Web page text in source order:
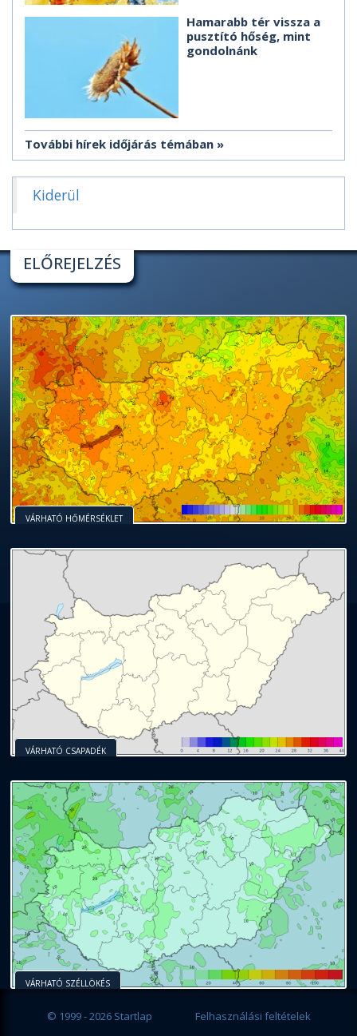
Hamarabb tér vissza a
pusztító hőség, mint
gondolnánk
További hírek időjárás témában
Kiderül
ELŐREJELZÉS
VÁRHATÓ HŐMÉRSÉKLET
VÁRHATÓ CSAPADÉK
VÁRHATÓ SZÉLLÖKÉS
© 1999 - 2026 Startlap Felhasználási feltételek